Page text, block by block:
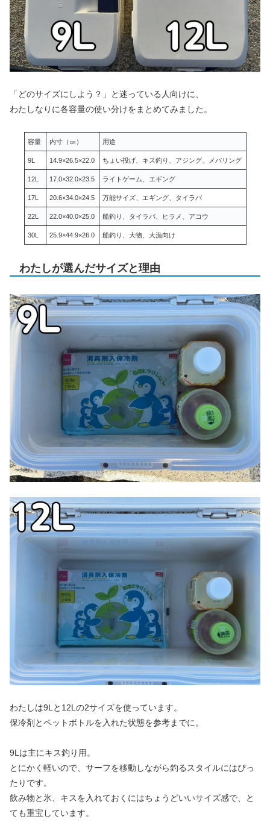
「どのサイズにしよう？」と迷っている人向けに、
わたしなりに各容量の使い分けをまとめてみました。
容量 内寸（㎝） 用途
9L 14.9×26.5×22.0 ちょい投げ、キス釣り、アジング、メバリング
12L 17.0×32.0×23.5 ライトゲーム、エギング
17L 20.6×34.0×24.5 万能サイズ、エギング、タイラバ
22L 22.0×40.0×25.0 船釣り、タイラバ、ヒラメ、アコウ
30L 25.9×44.9×26.0 船釣り、大物、大漁向け
わたしが選んだサイズと理由
わたしは9Lと12Lの2サイズを使っています。
保冷剤とペットボトルを入れた状態を参考までに。
9Lは主にキス釣り用。
とにかく軽いので、サーフを移動しながら釣るスタイルにはぴっ
たりです。
飲み物と氷、キスを入れておくにはちょうどいいサイズ感で、と
ても重宝しています。